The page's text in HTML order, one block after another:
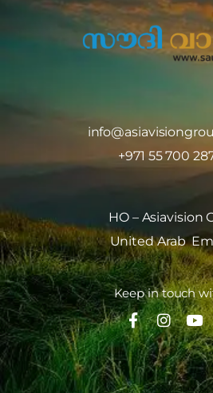
+971 55 700
HO – Asiavision
United Arab
Keep in touch